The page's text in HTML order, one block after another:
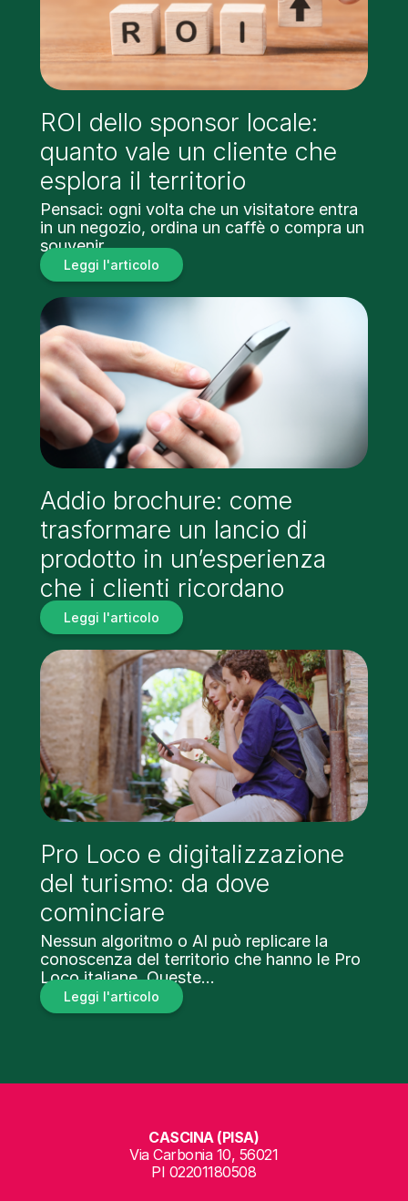
ROI dello sponsor locale:
quanto vale un cliente che
esplora il territorio
Pensaci: ogni volta che un visitatore entra
in un negozio, ordina un caffè o compra un
souvenir…
Leggi l'articolo
Addio brochure: come
trasformare un lancio di
prodotto in un’esperienza
che i clienti ricordano
Leggi l'articolo
Pro Loco e digitalizzazione
del turismo: da dove
cominciare
Nessun algoritmo o AI può replicare la
conoscenza del territorio che hanno le Pro
Loco italiane. Queste…
Leggi l'articolo
CASCINA (PISA)
Via Carbonia 10, 56021
PI 02201180508